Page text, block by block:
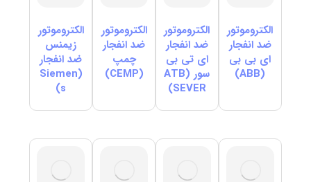
الکتروموتور
ضد انفجار
ای بی بی
(ABB)
الکتروموتور
ضد انفجار
ای تی بی
سور (ATB
SEVER)
الکتروموتور
ضد انفجار
چمپ
(CEMP)
الکتروموتور
زیمنس
ضد انفجار
(Siemen
s)